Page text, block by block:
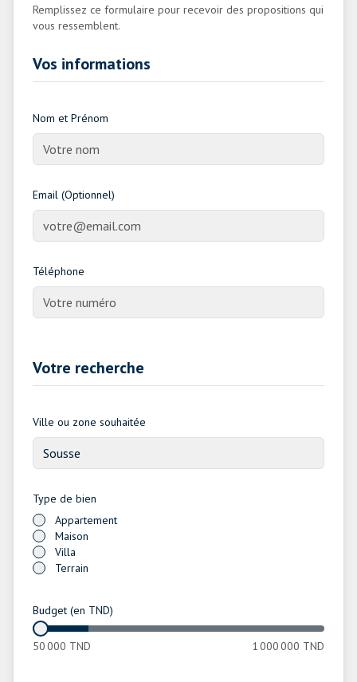
Remplissez ce formulaire pour recevoir des propositions qui
vous ressemblent.
Vos informations
Nom et Prénom
Email (Optionnel)
Téléphone
Votre recherche
Ville ou zone souhaitée
Type de bien
Appartement
Maison
Villa
Terrain
Budget (en TND)
50 000 TND 1 000 000 TND